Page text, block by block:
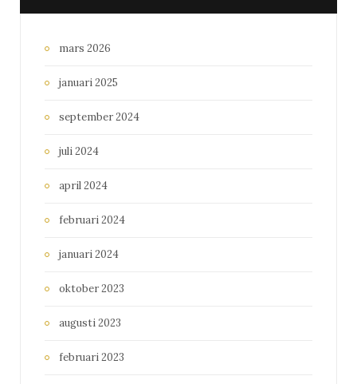
mars 2026
januari 2025
september 2024
juli 2024
april 2024
februari 2024
januari 2024
oktober 2023
augusti 2023
februari 2023